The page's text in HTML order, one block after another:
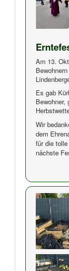
Am 13.
Es gab
Bewohner,
Wir
dem
für die
nächste